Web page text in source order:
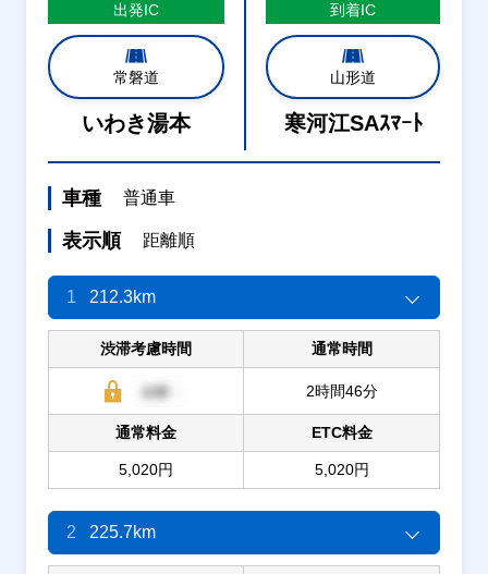
出発IC
常磐道
いわき湯本
到着IC
山形道
寒河江SAｽﾏｰﾄ
車種 普通車
表示順 距離順
1 212.3km
渋滞考慮時間 通常時間
2時間46分
通常料金
5,020円
ETC料金
5,020円
2 225.7km